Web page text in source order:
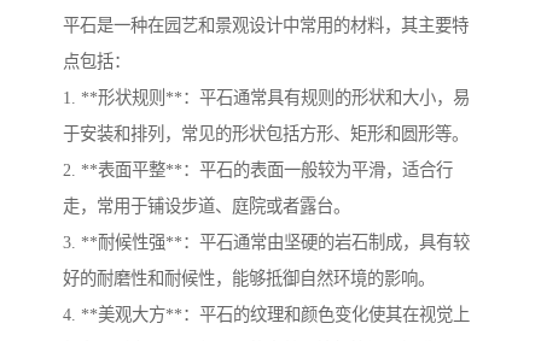
平石是一种在园艺和景观设计中常用的材料，其主要特
点包括：
1. **形状规则**：平石通常具有规则的形状和大小，易
于安装和排列，常见的形状包括方形、矩形和圆形等。
2. **表面平整**：平石的表面一般较为平滑，适合行
走，常用于铺设步道、庭院或者露台。
3. **耐候性强**：平石通常由坚硬的岩石制成，具有较
好的耐磨性和耐候性，能够抵御自然环境的影响。
4. **美观大方**：平石的纹理和颜色变化使其在视觉上